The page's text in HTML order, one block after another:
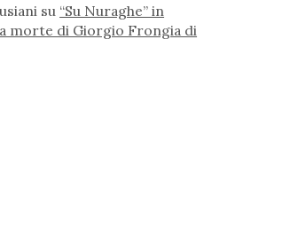
su “Su Nuraghe” in
morte di Giorgio Frongia di